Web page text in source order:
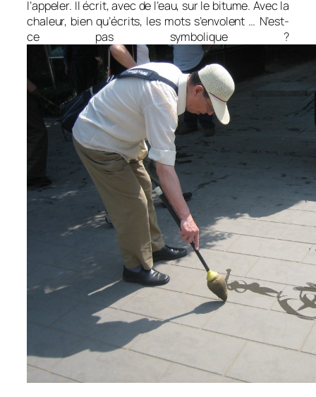
l’appeler. Il écrit, avec de l’eau, sur le bitume. Avec la
chaleur, bien qu’écrits, les mots s’envolent … N’est-
ce pas symbolique ?